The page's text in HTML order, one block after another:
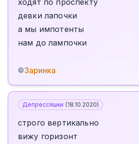
ходят по проспекту
девки лапочки
а мы импотенты
нам до лампочки
©Заринка
Депрессяшки (18.10.2020)
строго вертикально
вижу горизонт